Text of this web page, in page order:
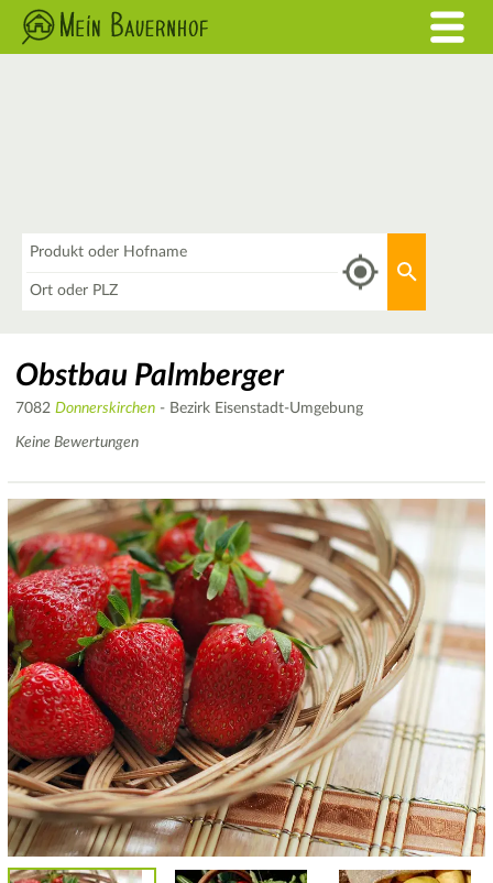
Obstbau Palmberger
7082 Donnerskirchen - Bezirk Eisenstadt-Umgebung
Keine Bewertungen